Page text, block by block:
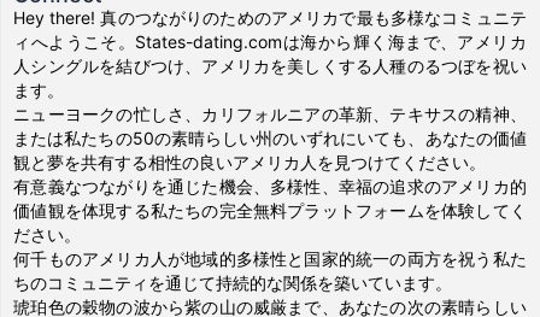
Hey there! 真のつながりのためのアメリカで最も多様なコミュニテ
ィへようこそ。States-dating.comは海から輝く海まで、アメリカ
人シングルを結びつけ、アメリカを美しくする人種のるつぼを祝い
ます。
ニューヨークの忙しさ、カリフォルニアの革新、テキサスの精神、
または私たちの50の素晴らしい州のいずれにいても、あなたの価値
観と夢を共有する相性の良いアメリカ人を見つけてください。
有意義なつながりを通じた機会、多様性、幸福の追求のアメリカ的
価値観を体現する私たちの完全無料プラットフォームを体験してく
ださい。
何千ものアメリカ人が地域的多様性と国家的統一の両方を祝う私た
ちのコミュニティを通じて持続的な関係を築いています。
琥珀色の穀物の波から紫の山の威厳まで、あなたの次の素晴らしい